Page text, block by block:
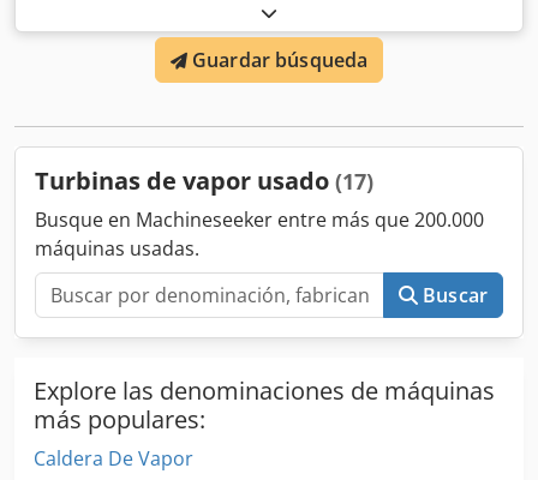
Guardar búsqueda
Turbinas de vapor usado (17)
Busque en Machineseeker entre más que 200.000
máquinas usadas.
Buscar
Explore las denominaciones de máquinas
más populares:
Caldera De Vapor